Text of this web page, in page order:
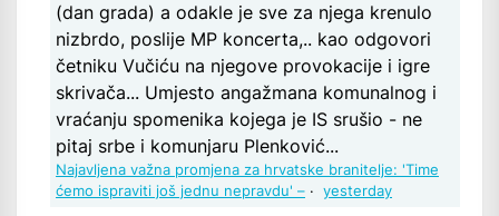
(dan grada) a odakle je sve za njega krenulo
nizbrdo, poslije MP koncerta,.. kao odgovori
četniku Vučiću na njegove provokacije i igre
skrivača... Umjesto angažmana komunalnog i
vraćanju spomenika kojega je IS srušio - ne
pitaj srbe i komunjaru Plenković...
Najavljena važna promjena za hrvatske branitelje: 'Time
ćemo ispraviti još jednu nepravdu' – · yesterday